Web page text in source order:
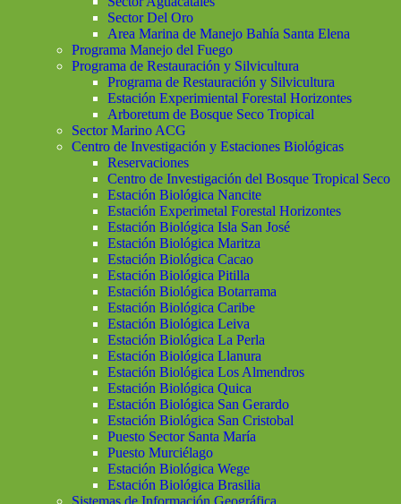
Sector Del Oro
Area Marina de Manejo Bahía Santa Elena
Programa Manejo del Fuego
Programa de Restauración y Silvicultura
Programa de Restauración y Silvicultura
Estación Experimiental Forestal Horizontes
Arboretum de Bosque Seco Tropical
Sector Marino ACG
Centro de Investigación y Estaciones Biológicas
Reservaciones
Centro de Investigación del Bosque Tropical Seco
Estación Biológica Nancite
Estación Experimetal Forestal Horizontes
Estación Biológica Isla San José
Estación Biológica Maritza
Estación Biológica Cacao
Estación Biológica Pitilla
Estación Biológica Botarrama
Estación Biológica Caribe
Estación Biológica Leiva
Estación Biológica La Perla
Estación Biológica Llanura
Estación Biológica Los Almendros
Estación Biológica Quica
Estación Biológica San Gerardo
Estación Biológica San Cristobal
Puesto Sector Santa María
Puesto Murciélago
Estación Biológica Wege
Estación Biológica Brasilia